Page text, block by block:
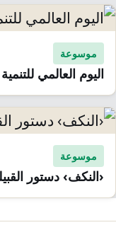
موسوعة
اليوم العالمي
موسوعة
‹النكف› دستور